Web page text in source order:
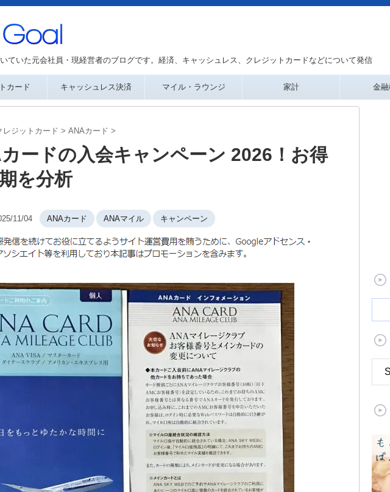
ていた元会社員・現経営者のブログです。経済、キャッシュレス、クレジットカードなどについて発信
カード キャッシュレス決済 マイル・ラウンジ 家計 金
レジットカード > ANAカード >
ードの入会キャンペーン 2026！お得
を分析
11/04 ANAカード ANAマイル キャンペーン